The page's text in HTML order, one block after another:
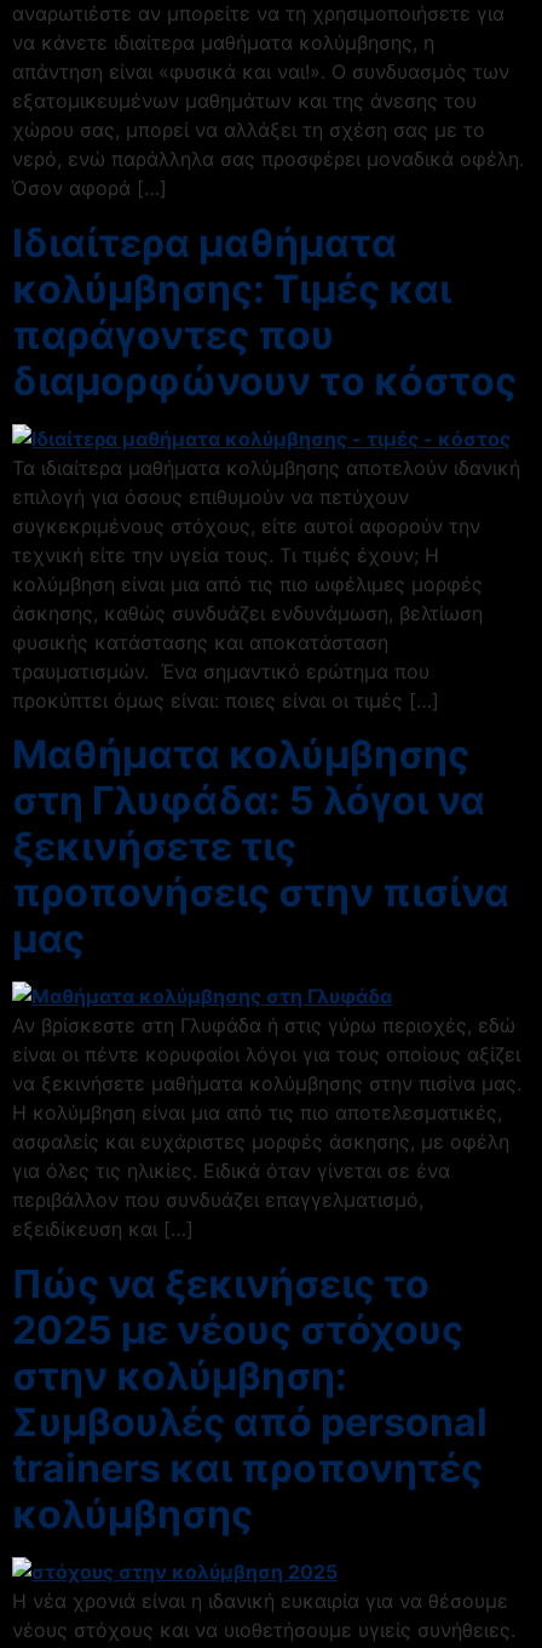
αναρωτιέστε αν μπορείτε να τη χρησιμοποιήσετε για
να κάνετε ιδιαίτερα μαθήματα κολύμβησης, η
απάντηση είναι «φυσικά και ναι!». Ο συνδυασμός των
εξατομικευμένων μαθημάτων και της άνεσης του
χώρου σας, μπορεί να αλλάξει τη σχέση σας με το
νερό, ενώ παράλληλα σας προσφέρει μοναδικά οφέλη.
Όσον αφορά […]
Ιδιαίτερα μαθήματα
κολύμβησης: Τιμές και
παράγοντες που
διαμορφώνουν το κόστος
Τα ιδιαίτερα μαθήματα κολύμβησης αποτελούν ιδανική
επιλογή για όσους επιθυμούν να πετύχουν
συγκεκριμένους στόχους, είτε αυτοί αφορούν την
τεχνική είτε την υγεία τους. Τι τιμές έχουν; Η
κολύμβηση είναι μια από τις πιο ωφέλιμες μορφές
άσκησης, καθώς συνδυάζει ενδυνάμωση, βελτίωση
φυσικής κατάστασης και αποκατάσταση
τραυματισμών. Ένα σημαντικό ερώτημα που
προκύπτει όμως είναι: ποιες είναι οι τιμές […]
Μαθήματα κολύμβησης
στη Γλυφάδα: 5 λόγοι να
ξεκινήσετε τις
προπονήσεις στην πισίνα
μας
Αν βρίσκεστε στη Γλυφάδα ή στις γύρω περιοχές, εδώ
είναι οι πέντε κορυφαίοι λόγοι για τους οποίους αξίζει
να ξεκινήσετε μαθήματα κολύμβησης στην πισίνα μας.
Η κολύμβηση είναι μια από τις πιο αποτελεσματικές,
ασφαλείς και ευχάριστες μορφές άσκησης, με οφέλη
για όλες τις ηλικίες. Ειδικά όταν γίνεται σε ένα
περιβάλλον που συνδυάζει επαγγελματισμό,
εξειδίκευση και […]
Πώς να ξεκινήσεις το
2025 με νέους στόχους
στην κολύμβηση:
Συμβουλές από personal
trainers και προπονητές
κολύμβησης
Η νέα χρονιά είναι η ιδανική ευκαιρία για να θέσουμε
νέους στόχους και να υιοθετήσουμε υγιείς συνήθειες.